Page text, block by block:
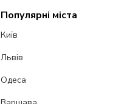
Популярні міста
Київ
Львів
Одеса